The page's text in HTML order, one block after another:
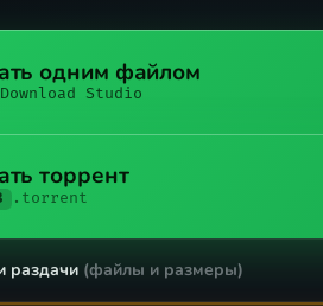
одним файлом
Studio
торрент
.torrent
раздачи (файлы и размеры)